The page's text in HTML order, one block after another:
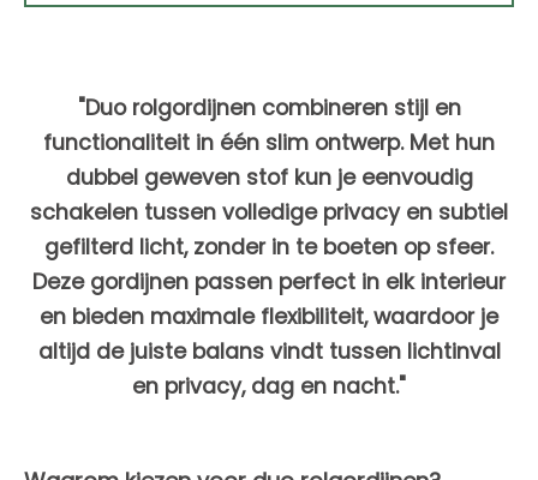
"Duo rolgordijnen combineren stijl en
functionaliteit in één slim ontwerp. Met hun
dubbel geweven stof kun je eenvoudig
schakelen tussen volledige privacy en subtiel
gefilterd licht, zonder in te boeten op sfeer.
Deze gordijnen passen perfect in elk interieur
en bieden maximale flexibiliteit, waardoor je
altijd de juiste balans vindt tussen lichtinval
en privacy, dag en nacht."